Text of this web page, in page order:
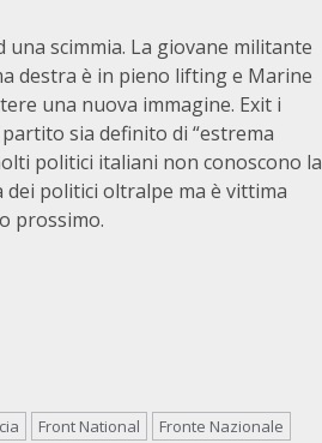
scimmia. La giovane militante
destra è in pieno lifting e Marine
una nuova immagine. Exit i
sia definito di “estrema
politici italiani non conoscono la
politici oltralpe ma è vittima
prossimo.
Front National
Fronte Nazionale